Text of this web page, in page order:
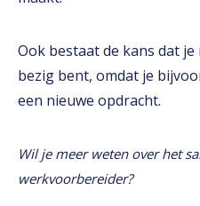
Ook bestaat de kans dat
bezig bent, omdat je
een nieuwe opdracht.
Wil je meer weten over het
werkvoorbereider?